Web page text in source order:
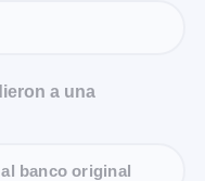
a una
banco original